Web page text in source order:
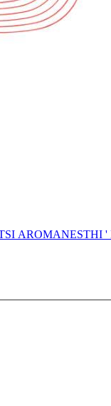
AROMANESTHI '